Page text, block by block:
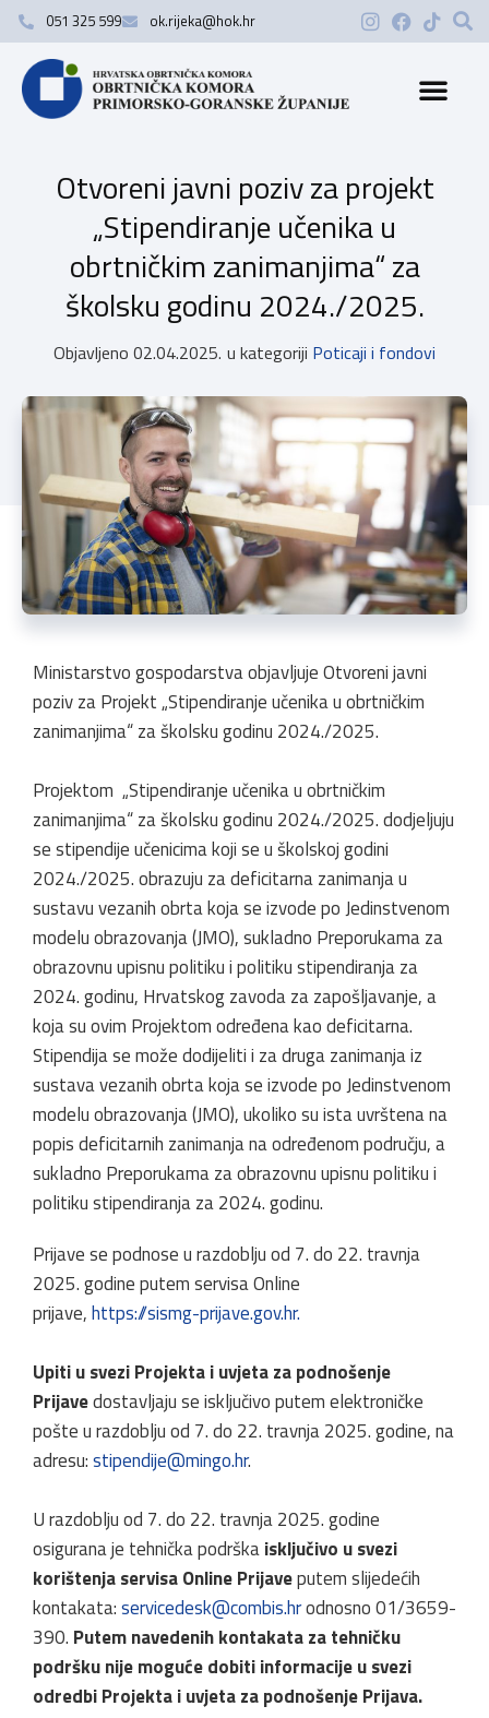
051 325 599 ok.rijeka@hok.hr
Otvoreni javni poziv za projekt
„Stipendiranje učenika u
obrtničkim zanimanjima“ za
školsku godinu 2024./2025.
Objavljeno 02.04.2025. u kategoriji Poticaji i fondovi
Ministarstvo gospodarstva objavljuje Otvoreni javni
poziv za Projekt „Stipendiranje učenika u obrtničkim
zanimanjima“ za školsku godinu 2024./2025.
Projektom „Stipendiranje učenika u obrtničkim
zanimanjima“ za školsku godinu 2024./2025. dodjeljuju
se stipendije učenicima koji se u školskoj godini
2024./2025. obrazuju za deficitarna zanimanja u
sustavu vezanih obrta koja se izvode po Jedinstvenom
modelu obrazovanja (JMO), sukladno Preporukama za
obrazovnu upisnu politiku i politiku stipendiranja za
2024. godinu, Hrvatskog zavoda za zapošljavanje, a
koja su ovim Projektom određena kao deficitarna.
Stipendija se može dodijeliti i za druga zanimanja iz
sustava vezanih obrta koja se izvode po Jedinstvenom
modelu obrazovanja (JMO), ukoliko su ista uvrštena na
popis deficitarnih zanimanja na određenom području, a
sukladno Preporukama za obrazovnu upisnu politiku i
politiku stipendiranja za 2024. godinu.
Prijave se podnose u razdoblju od 7. do 22. travnja
2025. godine putem servisa Online
prijave,https://sismg-prijave.gov.hr.
Upiti u svezi Projekta i uvjeta za podnošenje
Prijavedostavljaju se isključivo putem elektroničke
pošte u razdoblju od 7. do 22. travnja 2025. godine, na
adresu:stipendije@mingo.hr.
U razdoblju od 7. do 22. travnja 2025. godine
osigurana je tehnička podrškaisključivo u svezi
korištenja servisa Online Prijaveputem slijedećih
kontakata:servicedesk@combis.hrodnosno 01/3659-
390. Putem navedenih kontakata za tehničku
podršku nije moguće dobiti informacije u svezi
odredbi Projekta i uvjeta za podnošenje Prijava.